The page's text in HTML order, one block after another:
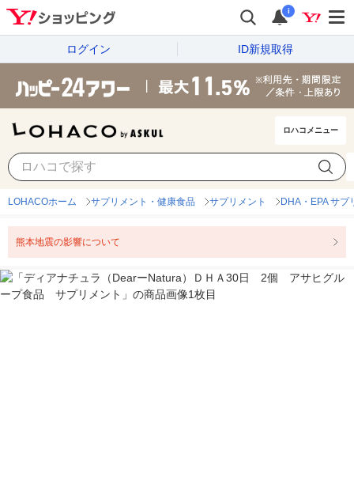
i
ログイン ID新規取得
ロハコメニュー
LOHACOホーム サプリメント・健康食品 サプリメント DHA・EPA サプ
熊本地震の影響について